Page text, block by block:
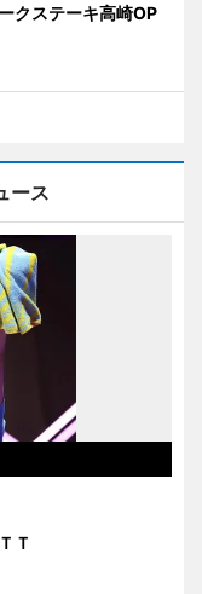
クステーキ高崎OP
ース
Ｔ